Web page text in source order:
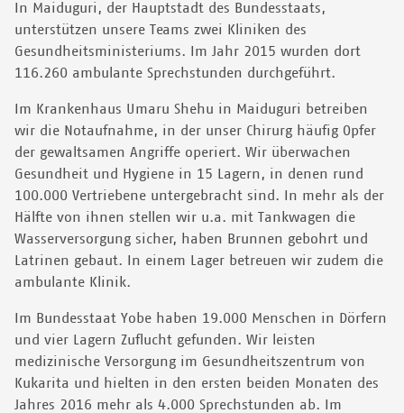
In Maiduguri, der Hauptstadt des Bundesstaats,
unterstützen unsere Teams zwei Kliniken des
Gesundheitsministeriums. Im Jahr 2015 wurden dort
116.260 ambulante Sprechstunden durchgeführt.
Im Krankenhaus Umaru Shehu in Maiduguri betreiben
wir die Notaufnahme, in der unser Chirurg häufig Opfer
der gewaltsamen Angriffe operiert. Wir überwachen
Gesundheit und Hygiene in 15 Lagern, in denen rund
100.000 Vertriebene untergebracht sind. In mehr als der
Hälfte von ihnen stellen wir u.a. mit Tankwagen die
Wasserversorgung sicher, haben Brunnen gebohrt und
Latrinen gebaut. In einem Lager betreuen wir zudem die
ambulante Klinik.
Im Bundesstaat Yobe haben 19.000 Menschen in Dörfern
und vier Lagern Zuflucht gefunden. Wir leisten
medizinische Versorgung im Gesundheitszentrum von
Kukarita und hielten in den ersten beiden Monaten des
Jahres 2016 mehr als 4.000 Sprechstunden ab. Im